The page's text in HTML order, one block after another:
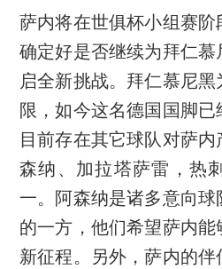
萨内将在世俱杯小组赛
确定好是否继续为拜仁
启全新挑战。拜仁慕尼
限，如今这名德国国脚已
目前存在其它球队对萨
森纳、加拉塔萨雷，热
一。阿森纳是诸多意向
的一方，他们希望萨内
新征程。另外，萨内的